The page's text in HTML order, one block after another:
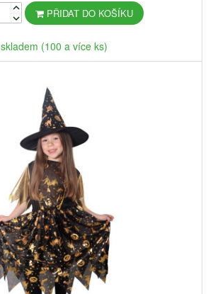
PŘIDAT DO KOŠÍKU
skladem (100 a více ks)